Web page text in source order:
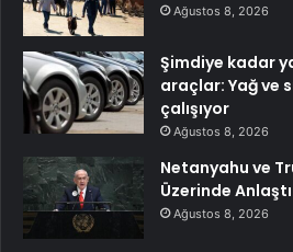
Ağustos 8, 2026
Şimdiye kadar
araçlar: Yağ ve
çalışıyor
Ağustos 8, 2026
Netanyahu ve
Üzerinde Anlaştı
Ağustos 8, 2026